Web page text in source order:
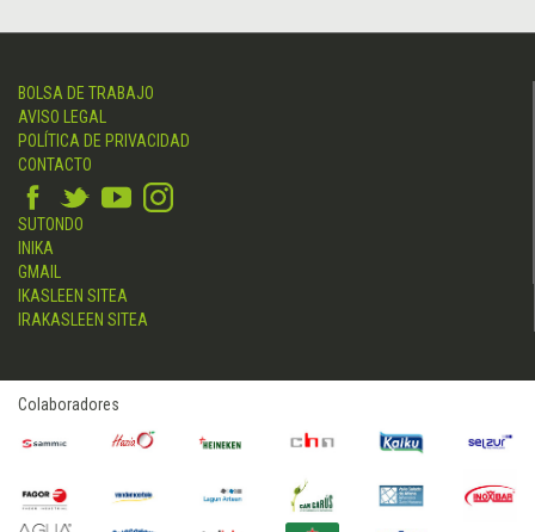
BOLSA DE TRABAJO
AVISO LEGAL
POLÍTICA DE PRIVACIDAD
CONTACTO
SUTONDO
INIKA
GMAIL
IKASLEEN SITEA
IRAKASLEEN SITEA
Colaboradores